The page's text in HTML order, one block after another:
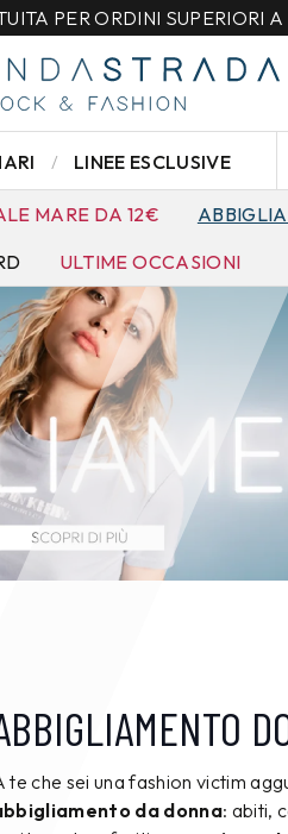
PER ORDINI SUPERIORI
MARE DA 12€
ULTIME OCCASIONI
LINEE ESCLUSIVE
te che sei una fashion victim
da donna: abiti,